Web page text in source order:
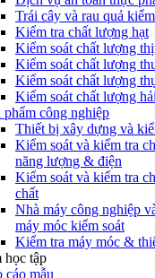
Trái cây và rau quả
Kiểm tra chất lượng hạt
Kiểm soát chất lượng
Kiểm soát chất lượng
Kiểm soát chất lượng
Kiểm soát chất lượng
phẩm công nghiệp
Thiết bị xây dựng và
Kiểm soát và kiểm tra
năng lượng & điện
Kiểm soát và kiểm tra
chất
Nhà máy công nghiệp
máy móc kiểm soát
Kiểm tra máy móc &
học tập
cáo mẫu